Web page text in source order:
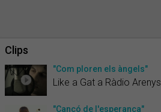
Clips
"Com ploren els àngels"
Like a Gat a Ràdio Arenys
"Cançó de l'esperança"